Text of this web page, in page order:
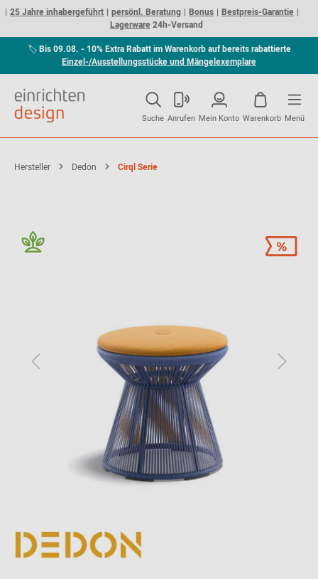
25 Jahre inhabergeführt persönl. Beratung Bonus
Bestpreis-Garantie
Lagerware24h-Versand
🏷Bis 09.08. - 10% Extra Rabatt im Warenkorb auf bereits rabattierte
Einzel-/Ausstellungsstücke und Mängelexemplare
Suche Anrufen Mein Konto Warenkorb Menü
Hersteller Dedon Cirql Serie